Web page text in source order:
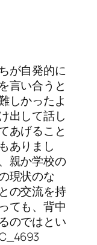
が自発的に
言い合うと
しかったよ
出して話し
あげること
ありまし
親か学校の
現状のな
の交流を持
ても、背中
のではとい